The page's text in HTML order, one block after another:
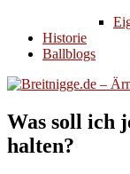
Historie
Ballblogs
Was soll ich
halten?